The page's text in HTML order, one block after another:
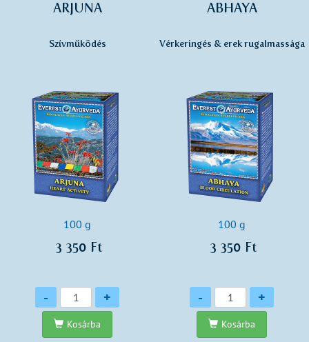
ARJUNA
Szívműködés
100 g
3 350 Ft
Mennyiség
- +
Kosárba
ABHAYA
Vérkeringés & erek rugalmassága
100 g
3 350 Ft
Mennyiség
- +
Kosárba